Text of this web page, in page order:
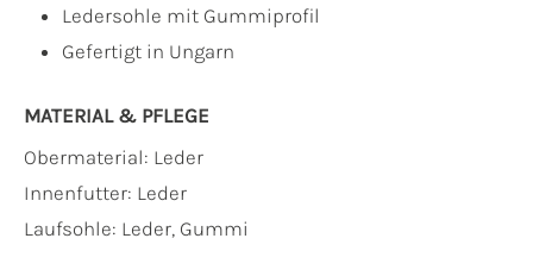
Ledersohle mit Gummiprofil
Gefertigt in Ungarn
MATERIAL & PFLEGE
Obermaterial: Leder
Innenfutter: Leder
Laufsohle: Leder, Gummi